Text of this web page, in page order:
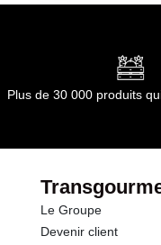
dont Acides
dont Sucres
Fibres
Plus de 30 000 produits
Le Groupe
Devenir client